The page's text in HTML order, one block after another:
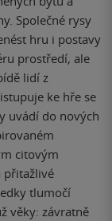
Společné rysy
hru i postavy
prostředí, ale
lidí z
ke hře se
uvádí do nových
citovým
přitažlivé
tlumočí
věky: závratně